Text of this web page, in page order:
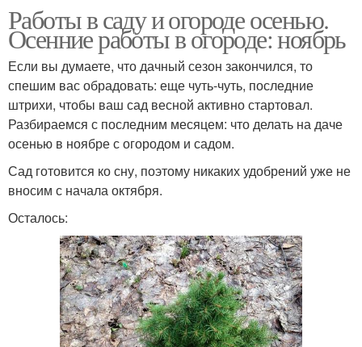
Работы в саду и огороде осенью.
Осенние работы в огороде: ноябрь
Если вы думаете, что дачный сезон закончился, то
спешим вас обрадовать: еще чуть-чуть, последние
штрихи, чтобы ваш сад весной активно стартовал.
Разбираемся с последним месяцем: что делать на даче
осенью в ноябре с огородом и садом.
Сад готовится ко сну, поэтому никаких удобрений уже не
вносим с начала октября.
Осталось: